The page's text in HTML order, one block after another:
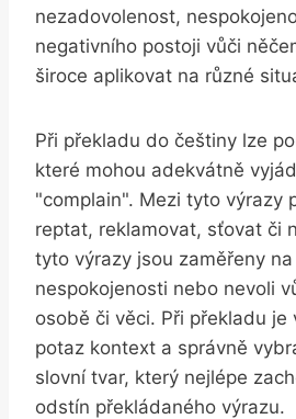
nezadovolenost,
negativního postoji vůči
široce aplikovat na různé
Při překladu do češtiny lze
které mohou adekvátně
"complain". Mezi tyto výrazy
reptat, reklamovat, sťovat či
tyto výrazy jsou zaměřeny
nespokojenosti nebo nevoli
osobě či věci. Při překladu
potaz kontext a správně
slovní tvar, který nejlépe
odstín překládaného výrazu.